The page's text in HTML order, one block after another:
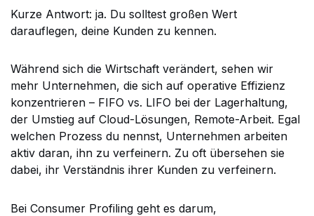
Kurze Antwort: ja. Du solltest großen Wert
darauflegen, deine Kunden zu kennen.
Während sich die Wirtschaft verändert, sehen wir
mehr Unternehmen, die sich auf operative Effizienz
konzentrieren – FIFO vs. LIFO bei der Lagerhaltung,
der Umstieg auf Cloud-Lösungen, Remote-Arbeit. Egal
welchen Prozess du nennst, Unternehmen arbeiten
aktiv daran, ihn zu verfeinern. Zu oft übersehen sie
dabei, ihr Verständnis ihrer Kunden zu verfeinern.
Bei Consumer Profiling geht es darum,